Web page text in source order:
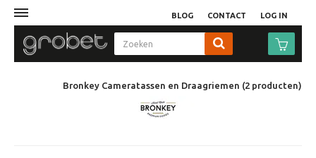
LOG IN
BLOG CONTACT
Bronkey Cameratassen en Draagriemen (2 producten)